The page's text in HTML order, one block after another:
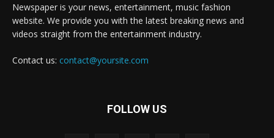
Newspaper is your news, entertainment, music fashion
website. We provide you with the latest breaking news and
videos straight from the entertainment industry.
Contact us: contact@yoursite.com
FOLLOW US